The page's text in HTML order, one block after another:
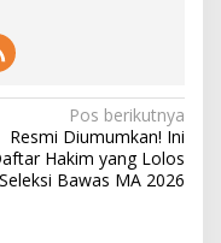
Pos berikutnya
Resmi Diumumkan! Ini
Hakim yang Lolos
Seleksi Bawas MA 2026